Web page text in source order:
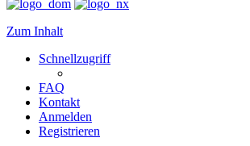
Zum Inhalt
Schnellzugriff
FAQ
Kontakt
Anmelden
Registrieren